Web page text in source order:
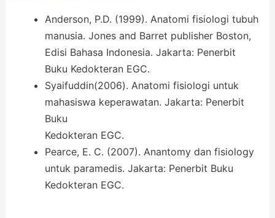
Anderson, P.D. (1999). Anatomi fisiologi tubuh
manusia. Jones and Barret publisher Boston,
Edisi Bahasa Indonesia. Jakarta: Penerbit
Buku Kedokteran EGC.
Syaifuddin(2006). Anatomi fisiologi untuk
mahasiswa keperawatan. Jakarta: Penerbit
Buku
Kedokteran EGC.
Pearce, E. C. (2007). Anantomy dan fisiology
untuk paramedis. Jakarta: Penerbit Buku
Kedokteran EGC.